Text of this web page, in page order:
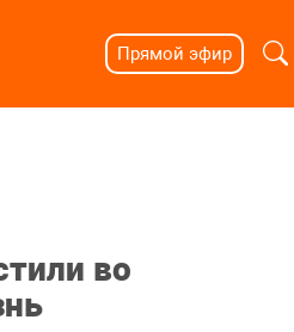
Прямой эфир
во